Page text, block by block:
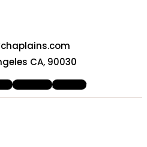
CA, 90030
Instagram X-twitter